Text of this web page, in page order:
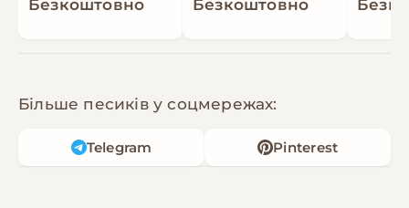
Безкоштовно Безкоштовно
Більше песиків у соцмережах:
Telegram Pinterest